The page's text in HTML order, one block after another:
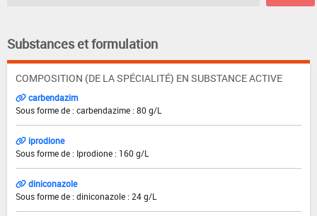
Substances et formulation
COMPOSITION (DE LA SPÉCIALITÉ) EN SUBSTANCE ACTIVE
carbendazim
Sous forme de : carbendazime : 80 g/L
iprodione
Sous forme de : Iprodione : 160 g/L
diniconazole
Sous forme de : diniconazole : 24 g/L